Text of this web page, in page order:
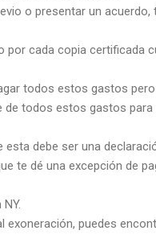
o presentar un acuerdo,
cada copia certificada
todos estos gastos
todos estos gastos
debe ser una
te dé una excepción de
puedes